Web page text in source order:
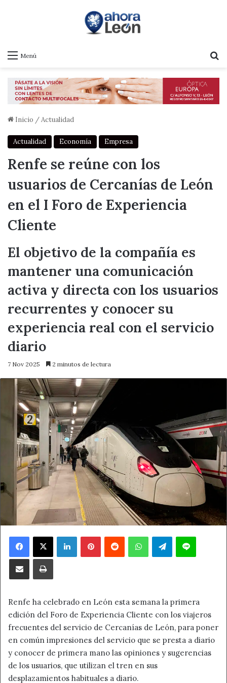
Menú
Inicio /Actualidad
Actualidad Economía Empresa
Renfe se reúne con los
usuarios de Cercanías de León
en el I Foro de Experiencia
Cliente
El objetivo de la compañía es
mantener una comunicación
activa y directa con los usuarios
recurrentes y conocer su
experiencia real con el servicio
diario
7 Nov 2025 2 minutos de lectura
Facebook
X LinkedInPinterestReddit WhatsAppTelegramLine
Compartir por correo electrónicoImprimir
Renfe ha celebrado en León esta semana la primera
edición del Foro de Experiencia Cliente con los viajeros
frecuentes del servicio de Cercanías de León, para poner
en común impresiones del servicio que se presta a diario
y conocer de primera mano las opiniones y sugerencias
de los usuarios, que utilizan el tren en sus
desplazamientos habituales a diario.